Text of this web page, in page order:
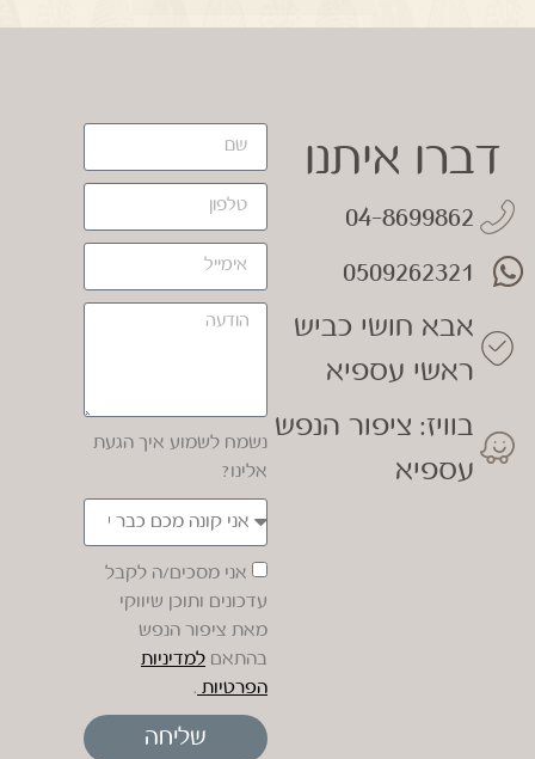
דברו איתנו
04-8699862
0509262321
אבא חושי כביש
ראשי עספיא
בוויז: ציפור הנפש
עספיא
נשמח לשמוע איך הגעת
אלינו?
אני מסכים/ה לקבל
עדכונים ותוכן שיווקי
מאת ציפור הנפש
בהתאם למדיניות
הפרטיות .
שליחה